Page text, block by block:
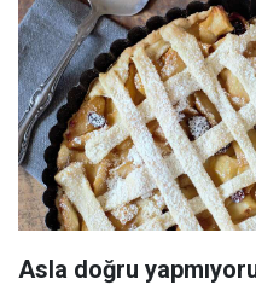
Asla doğru